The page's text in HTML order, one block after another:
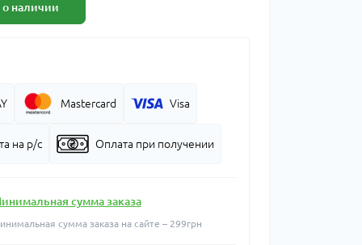
наличии
Mastercard Visa
на р/с Оплата при получении
сумма заказа
сумма заказа на сайте – 299грн